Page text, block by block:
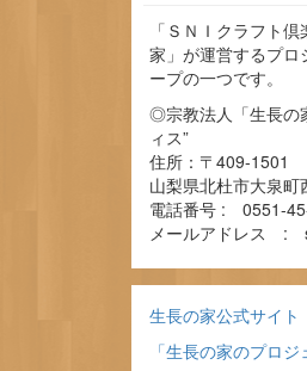
「ＳＮＩクラフト
家」が運営するプ
ープの一つです。
◎宗教法人「生長
ィス”
住所：〒409-1501
山梨県北杜市大泉
電話番号 : 0551-45-
メールアドレス :
生長の家公式サイト
「生長の家のプロ